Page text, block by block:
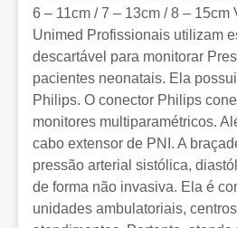
6 – 11cm / 7 – 13cm / 8 – 15cm
Unimed Profissionais utilizam
descartável para monitorar
pacientes neonatais. Ela
Philips. O conector Philips
monitores multiparamétricos.
cabo extensor de PNI. A
pressão arterial sistólica,
de forma não invasiva. Ela é
unidades ambulatoriais,